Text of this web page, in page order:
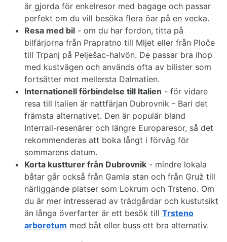
är gjorda för enkelresor med bagage och passar
perfekt om du vill besöka flera öar på en vecka.
Resa med bil - om du har fordon, titta på
bilfärjorna från Prapratno till Mljet eller från Ploče
till Trpanj på Pelješac-halvön. De passar bra ihop
med kustvägen och används ofta av bilister som
fortsätter mot mellersta Dalmatien.
Internationell förbindelse till Italien - för vidare
resa till Italien är nattfärjan Dubrovnik - Bari det
främsta alternativet. Den är populär bland
Interrail-resenärer och längre Europaresor, så det
rekommenderas att boka långt i förväg för
sommarens datum.
Korta kustturer från Dubrovnik - mindre lokala
båtar går också från Gamla stan och från Gruž till
närliggande platser som Lokrum och Trsteno. Om
du är mer intresserad av trädgårdar och kustutsikt
än långa överfarter är ett besök till Trsteno
arboretum med båt eller buss ett bra alternativ.